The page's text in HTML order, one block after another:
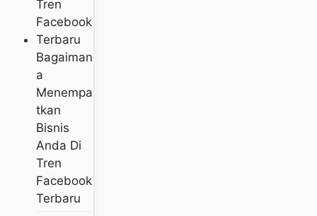
Bagaiman
A
Menempa
Tkan
Bisnis
Anda Di
Tren
Facebook
Terbaru